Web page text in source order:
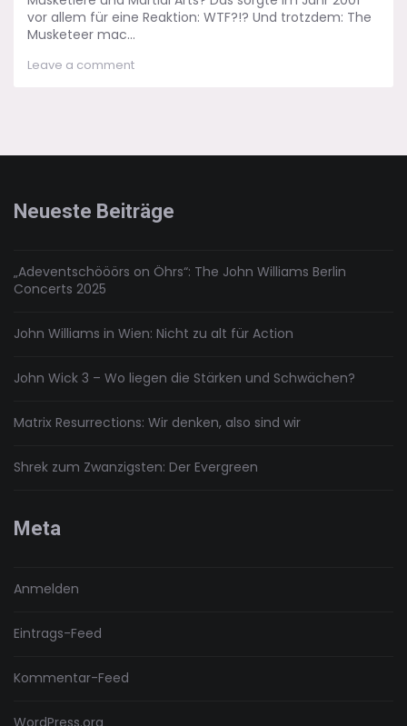
vor allem für eine Reaktion: WTF?!? Und trotzdem: The
Musketeer mac...
Leave a commenton
Neueste Beiträge
„Adeventschööörs on Öhrs“: The John Williams Berlin
Concerts 2025
John Williams in Wien: Nicht zu alt für Action
John Wick 3 – Wo liegen die Stärken und Schwächen?
Matrix Resurrections: Wir denken, also sind wir
Shrek zum Zwanzigsten: Der Evergreen
Meta
Anmelden
Eintrags-Feed
Kommentar-Feed
WordPress.org